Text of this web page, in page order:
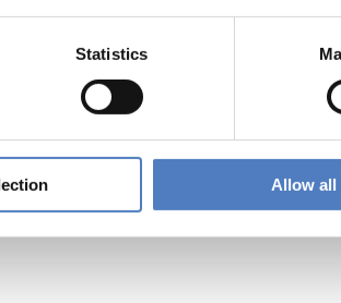
Statistics
Allow all
detailiertes
im siebten Rahmenprogramm der EU
indischer Initiativen (INDIA
ist das National Geophysical
Projekt steht das Zentrum für Soziale
. Sie